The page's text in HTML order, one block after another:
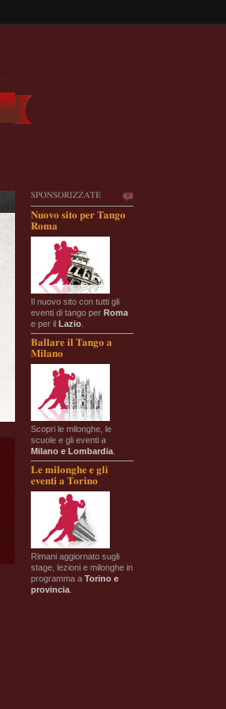
SPONSORIZZATE
Nuovo sito per Tango
Roma
Il nuovo sito con tutti gli
eventi di tango per Roma
e per il Lazio
Ballare il Tango a
Milano
Scopri le milonghe, le
scuole e gli eventi a
Milano e Lombardia
Le milonghe e gli
eventi a Torino
Rimani aggiornato sugli
stage, lezioni e milonghe in
programma a Torino e
provincia